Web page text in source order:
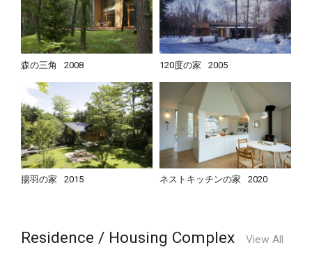
森の三角 2008 120度の家 2005
揚羽の家 2015 ネストキッチンの家 2020
Residence / Housing Complex View All